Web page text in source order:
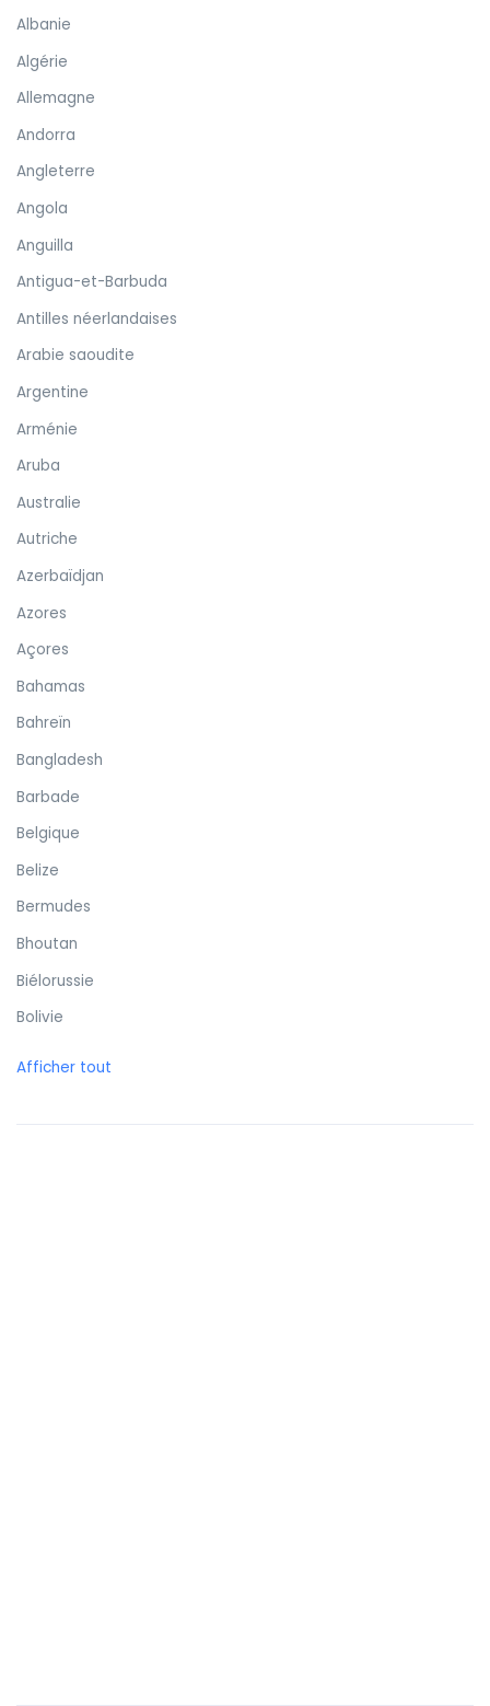
Albanie
Algérie
Allemagne
Andorra
Angleterre
Angola
Anguilla
Antigua-et-Barbuda
Antilles néerlandaises
Arabie saoudite
Argentine
Arménie
Aruba
Australie
Autriche
Azerbaïdjan
Azores
Açores
Bahamas
Bahreïn
Bangladesh
Barbade
Belgique
Belize
Bermudes
Bhoutan
Biélorussie
Bolivie
Botswana
Afficher tout